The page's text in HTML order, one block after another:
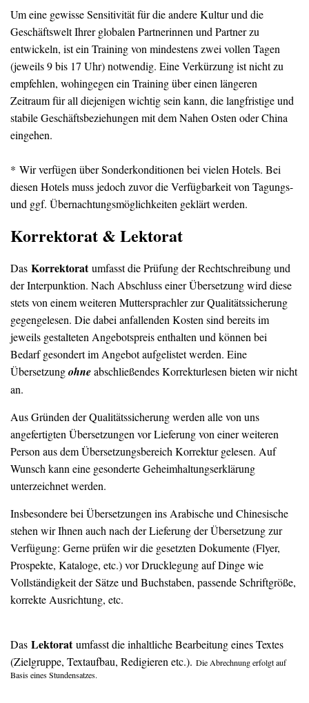
Um eine gewisse Sensitivität für die andere Kultur und die
Geschäftswelt Ihrer globalen Partnerinnen und Partner zu
entwickeln, ist ein Training von mindestens zwei vollen Tagen
(jeweils 9 bis 17 Uhr) notwendig. Eine Verkürzung ist nicht zu
empfehlen, wohingegen ein Training über einen längeren
Zeitraum für all diejenigen wichtig sein kann, die langfristige und
stabile Geschäftsbeziehungen mit dem Nahen Osten oder China
eingehen.
* Wir verfügen über Sonderkonditionen bei vielen Hotels. Bei
diesen Hotels muss jedoch zuvor die Verfügbarkeit von Tagungs-
und ggf. Übernachtungsmöglichkeiten geklärt werden.
Korrektorat & Lektorat
Das Korrektoratumfasst die Prüfung der Rechtschreibung und
der Interpunktion. Nach Abschluss einer Übersetzung wird diese
stets von einem weiteren Muttersprachler zur Qualitätssicherung
gegengelesen. Die dabei anfallenden Kosten sind bereits im
jeweils gestalteten Angebotspreis enthalten und können bei
Bedarf gesondert im Angebot aufgelistet werden. Eine
Übersetzungohneabschließendes Korrekturlesen bieten wir nicht
an.
Aus Gründen der Qualitätssicherung werden alle von uns
angefertigten Übersetzungen vor Lieferung von einer weiteren
Person aus dem Übersetzungsbereich Korrektur gelesen. Auf
Wunsch kann eine gesonderte Geheimhaltungserklärung
unterzeichnet werden.
Insbesondere bei Übersetzungen ins Arabische und Chinesische
stehen wir Ihnen auch nach der Lieferung der Übersetzung zur
Verfügung: Gerne prüfen wir die gesetzten Dokumente (Flyer,
Prospekte, Kataloge, etc.) vor Drucklegung auf Dinge wie
Vollständigkeit der Sätze und Buchstaben, passende Schriftgröße,
korrekte Ausrichtung, etc.
Das Lektoratumfasst die inhaltliche Bearbeitung eines Textes
(Zielgruppe, Textaufbau, Redigieren etc.). Die Abrechnung erfolgt auf
Basis eines Stundensatzes.